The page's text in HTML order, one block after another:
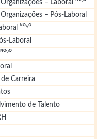
– Laboral ᴺᴼⱽᴼ
– Pós-Laboral
ᴺᴼⱽᴼ
Laboral
Carreira
de Talento